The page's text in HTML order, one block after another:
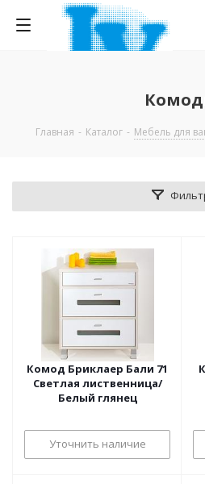
Главная - Каталог - Мебель для
Комод Бриклаер Бали 71
Светлая лиственница/
Белый глянец
Уточнить наличие